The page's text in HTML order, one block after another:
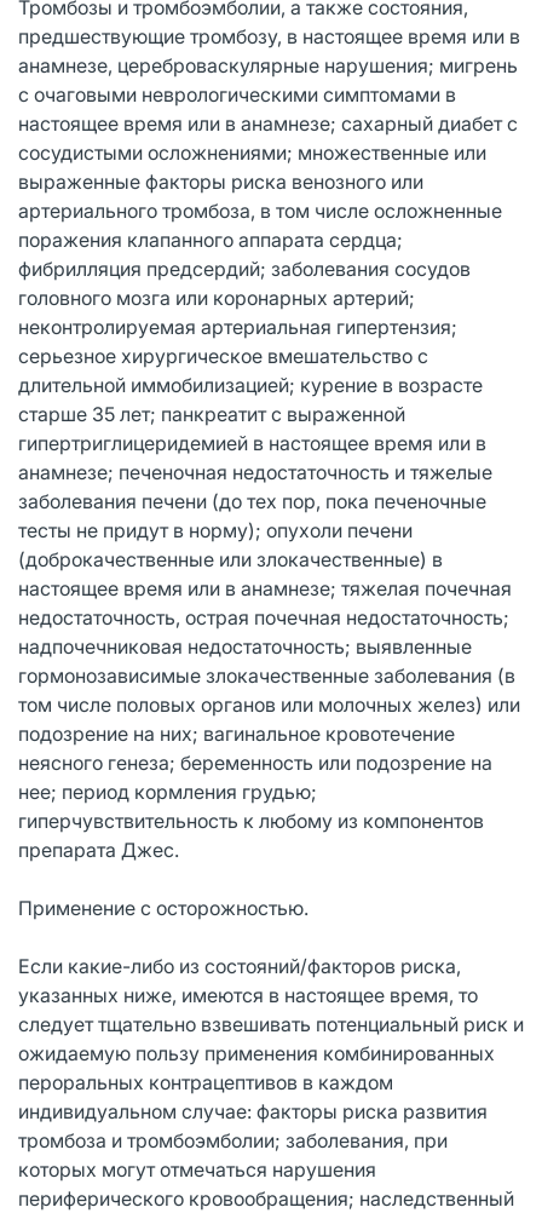
Тромбозы и тромбоэмболии, а также состояния,
предшествующие тромбозу, в настоящее время или в
анамнезе, цереброваскулярные нарушения; мигрень
с очаговыми неврологическими симптомами в
настоящее время или в анамнезе; сахарный диабет с
сосудистыми осложнениями; множественные или
выраженные факторы риска венозного или
артериального тромбоза, в том числе осложненные
поражения клапанного аппарата сердца;
фибрилляция предсердий; заболевания сосудов
головного мозга или коронарных артерий;
неконтролируемая артериальная гипертензия;
серьезное хирургическое вмешательство с
длительной иммобилизацией; курение в возрасте
старше 35 лет; панкреатит с выраженной
гипертриглицеридемией в настоящее время или в
анамнезе; печеночная недостаточность и тяжелые
заболевания печени (до тех пор, пока печеночные
тесты не придут в норму); опухоли печени
(доброкачественные или злокачественные) в
настоящее время или в анамнезе; тяжелая почечная
недостаточность, острая почечная недостаточность;
надпочечниковая недостаточность; выявленные
гормонозависимые злокачественные заболевания (в
том числе половых органов или молочных желез) или
подозрение на них; вагинальное кровотечение
неясного генеза; беременность или подозрение на
нее; период кормления грудью;
гиперчувствительность к любому из компонентов
препарата Джес.
Применение с осторожностью.
Если какие-либо из состояний/факторов риска,
указанных ниже, имеются в настоящее время, то
следует тщательно взвешивать потенциальный риск и
ожидаемую пользу применения комбинированных
пероральных контрацептивов в каждом
индивидуальном случае: факторы риска развития
тромбоза и тромбоэмболии; заболевания, при
которых могут отмечаться нарушения
периферического кровообращения; наследственный